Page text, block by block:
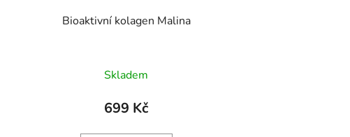
Bioaktivní kolagen Malina
Skladem
699 Kč